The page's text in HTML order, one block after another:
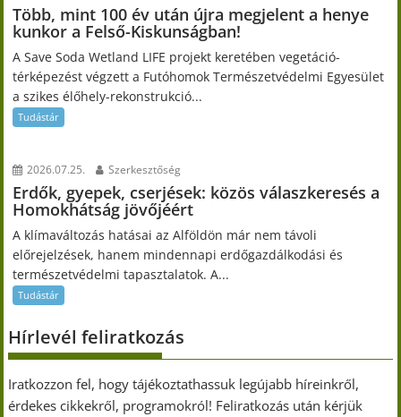
Több, mint 100 év után újra megjelent a henye
kunkor a Felső-Kiskunságban!
A Save Soda Wetland LIFE projekt keretében vegetáció-
térképezést végzett a Futóhomok Természetvédelmi Egyesület
a szikes élőhely-rekonstrukció...
Tudástár
2026.07.25. Szerkesztőség
Erdők, gyepek, cserjések: közös válaszkeresés a
Homokhátság jövőjéért
A klímaváltozás hatásai az Alföldön már nem távoli
előrejelzések, hanem mindennapi erdőgazdálkodási és
természetvédelmi tapasztalatok. A...
Tudástár
Hírlevél feliratkozás
Iratkozzon fel, hogy tájékoztathassuk legújabb híreinkről,
érdekes cikkekről, programokról! Feliratkozás után kérjük